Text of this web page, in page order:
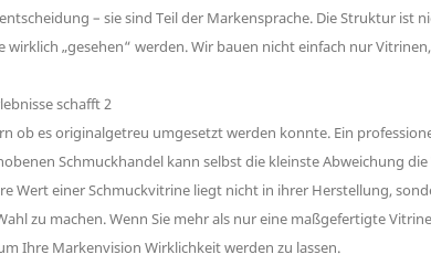
– sie sind Teil der Markensprache. Die Struktur
„gesehen“ werden. Wir bauen nicht einfach nur
ob es originalgetreu umgesetzt werden konnte. Ein
Schmuckhandel kann selbst die kleinste Abweichung
Wert einer Schmuckvitrine liegt nicht in ihrer Herstellung,
zu machen. Wenn Sie mehr als nur eine maßgefertigte
Ihre Markenvision Wirklichkeit werden zu lassen.